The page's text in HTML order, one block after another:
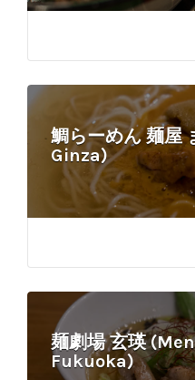
鯛らーめん 麺屋
Ginza)
麺劇場 玄瑛
Fukuoka)